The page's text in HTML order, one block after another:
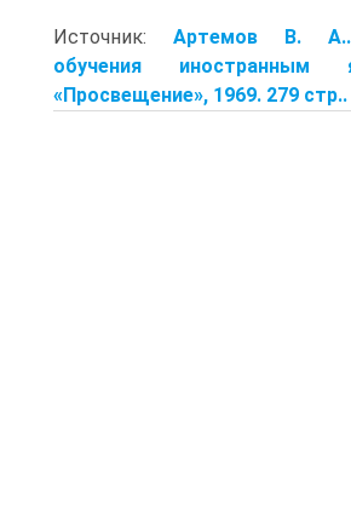
Источник: Артемов В. А..
обучения
«Просвещение», 1969. 279 стр..